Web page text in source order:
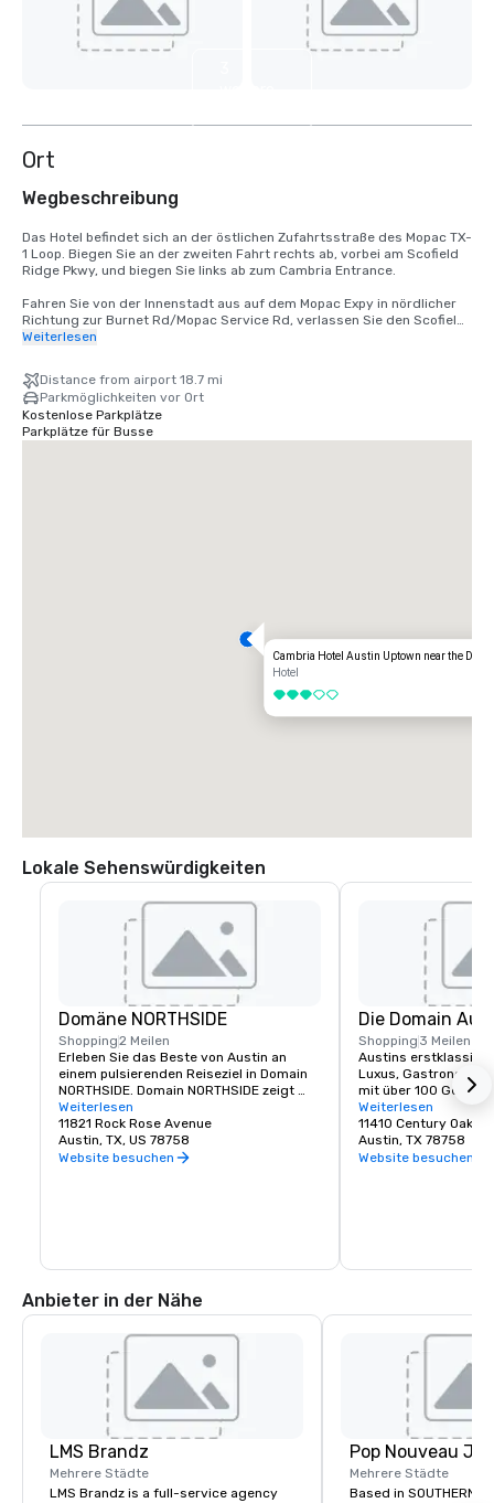
Ort
Wegbeschreibung
Das Hotel befindet sich an der östlichen Zufahrtsstraße des Mopac TX-
1 Loop. Biegen Sie an der zweiten Fahrt rechts ab, vorbei am Scofield
Ridge Pkwy, und biegen Sie links ab zum Cambria Entrance.
Fahren Sie von der Innenstadt aus auf dem Mopac Expy in nördlicher
Richtung zur Burnet Rd/Mopac Service Rd, verlassen Sie den Scofield
Ridge Pkwy, biegen Sie an der zweiten Fahrt rechts ab, vorbei am
Vom Flughafen TX-71 W über US-183N bis TX-1 Loop/Mopac. Nehmen
Sie vom TX-1 Loop/Mopac die Ausfahrt Scofield Ridge Pkwy, biegen Sie
an der zweiten Fahrt nach dem Scofield Ridge Pkwy rechts ab und
biegen Sie links ab zum Cambria Entrance.
Weiterlesen
Distance from airport 18.7 mi
Parkmöglichkeiten vor Ort
Kostenlose Parkplätze
Parkplätze für Busse
Cambria Hotel Austin Uptown near the
Hotel
3 von 5
Lokale Sehenswürdigkeiten
Domäne NORTHSIDE
Shopping2 Meilen
Erleben Sie das Beste von Austin an
einem pulsierenden Reiseziel in Domain
NORTHSIDE. Domain NORTHSIDE zeigt
den einzigartigen kreativen Geist der
Stadt und lädt Besucher ein, den Tag
und die Nacht damit zu verbringen,
stilvolle Geschäfte zu erkunden,
Weiterlesen
11821 Rock Rose Avenue
Austin, TX, US 78758
Website besuchen
Die Domain
Shopping 3 Meilen
Austins
Luxus, Gastronomie
mit über 100
Restaurants.
Weiterlesen
11410 Century Oaks
Austin, TX 78758
Website besuchen
Anbieter in der Nähe
LMS Brandz
Mehrere Städte
LMS Brandz is a full-service agency
Mehrere Städte
Based in SOUTHERN